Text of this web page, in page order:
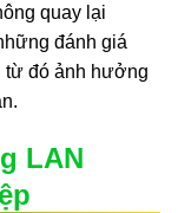
quay lại
đánh giá
từ đó ảnh hưởng
LAN